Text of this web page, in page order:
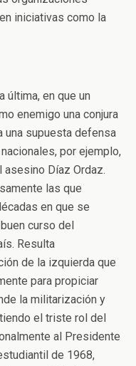
iniciativas como la
última, en que un
enemigo una conjura
una supuesta defensa
por ejemplo,
asesino Díaz Ordaz.
las que
en que se
curso del
Resulta
de la izquierda que
para propiciar
la militarización y
el triste rol del
al Presidente
de 1968,